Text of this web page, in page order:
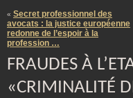
« Secret professionnel des
avocats : la justice européenne
redonne de l’espoir à la
profession …
FRAUDES À
«CRIMINALITÉ